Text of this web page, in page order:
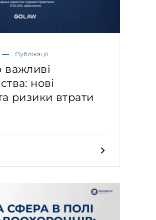
Публікації
важливі
нові
ризики втрати